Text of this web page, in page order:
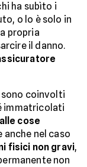
ha subìto i
o lo è solo in
propria
il danno.
sono coinvolti
immatricolati
cose
anche nel caso
fisici non gravi,
non